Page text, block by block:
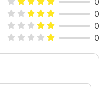
0
0
0
0